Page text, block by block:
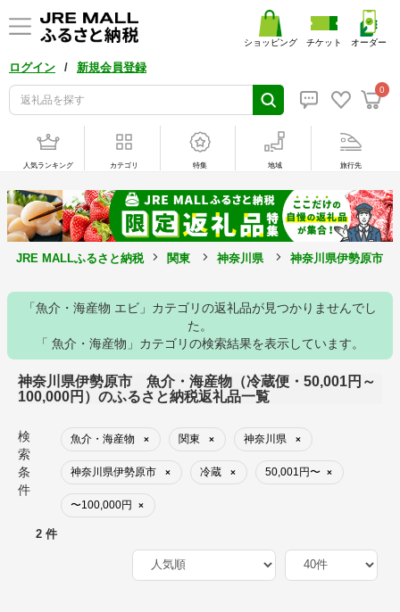
ログイン / 新規会員登録
0
ショッピング チケット オーダー
人気ランキング カテゴリ 特集 地域 旅行先
JRE MALLふるさと納税 関東 神奈川県 神奈川県伊勢原市
「魚介・海産物 エビ」カテゴリの返礼品が見つかりませんでし
た。
「 魚介・海産物」カテゴリの検索結果を表示しています。
神奈川県伊勢原市 魚介・海産物（冷蔵便・50,001円～
100,000円）のふるさと納税返礼品一覧
検
索
条
件
魚介・海産物 × 関東 × 神奈川県 ×
神奈川県伊勢原市 × 冷蔵 × 50,001円〜 ×
〜100,000円 ×
2 件